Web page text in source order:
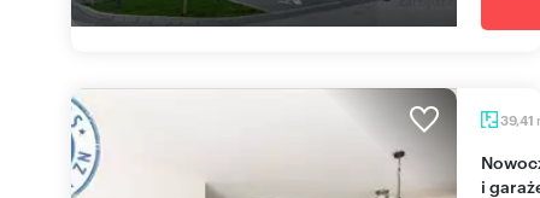
39,41
Nowoczesne 2-pokojowe mieszkanie z balkonem
i